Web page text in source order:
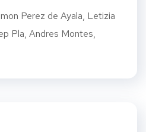
Perez de Ayala, Letizia
Pla, Andres Montes,